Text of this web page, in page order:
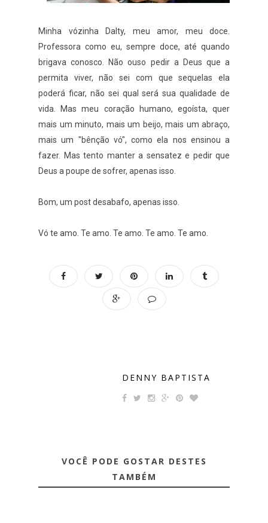
Minha vózinha Dalty, meu amor, meu doce.
Professora como eu, sempre doce, até quando
brigava conosco. Não ouso pedir a Deus que a
permita viver, não sei com que sequelas ela
poderá ficar, não sei qual será sua qualidade de
vida. Mas meu coração humano, egoísta, quer
mais um minuto, mais um beijo, mais um abraço,
mais um "bênção vó", como ela nos ensinou a
fazer. Mas tento manter a sensatez e pedir que
Deus a poupe de sofrer, apenas isso.
Bom, um post desabafo, apenas isso.
Vó te amo. Te amo. Te amo. Te amo. Te amo.
DENNY BAPTISTA
VOCÊ PODE GOSTAR DESTES
TAMBÉM